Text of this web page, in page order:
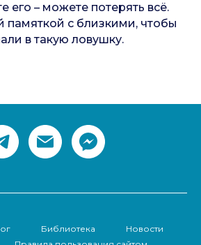
его – можете потерять всё.
памяткой с близкими, чтобы
в такую ловушку.
Библиотека
Новости